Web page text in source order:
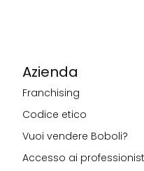
Azienda
Franchising
Codice etico
Vuoi vendere Boboli?
Accesso ai